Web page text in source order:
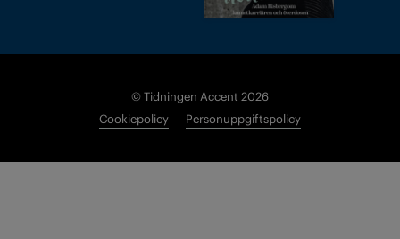
© Tidningen Accent 2026
Cookiepolicy
Personuppgiftspolicy